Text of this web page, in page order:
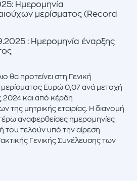
Ημερομηνία
μερίσματος (Record
: Ημερομηνία έναρξης
θα προτείνει στη Γενική
Ευρώ 0,07 ανά μετοχή
και από κέρδη
της μητρικής εταιρίας. Η διανομή
αναφερθείσες ημερομηνίες
του τελούν υπό την αίρεση
Γενικής Συνέλευσης των